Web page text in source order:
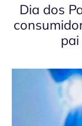
Dia dos